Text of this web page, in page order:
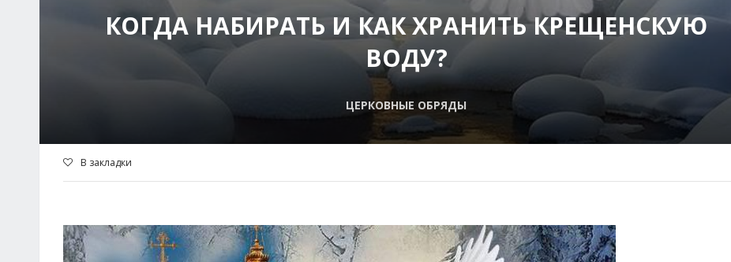
КОГДА НАБИРАТЬ И КАК ХРАНИТЬ КРЕЩЕНСКУЮ
ВОДУ?
ЦЕРКОВНЫЕ ОБРЯДЫ
В закладки